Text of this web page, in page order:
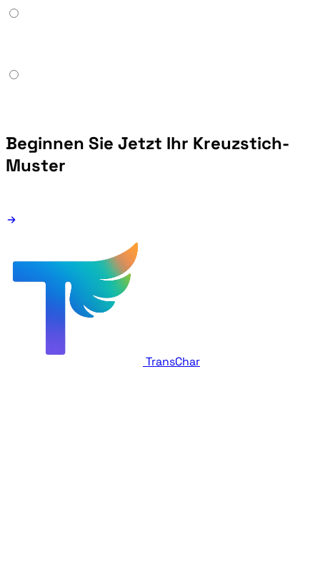
Beginnen Sie Jetzt Ihr Kreuzstich-
Muster
TransChar